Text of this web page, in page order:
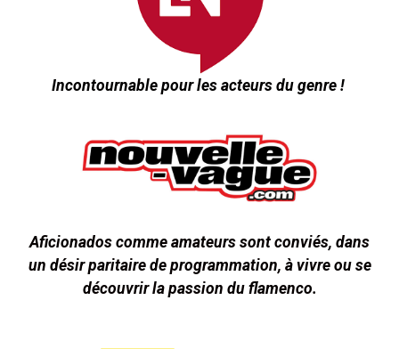
Incontournable pour les acteurs du genre !
Aficionados comme amateurs sont conviés, dans
un désir paritaire de programmation, à vivre ou se
découvrir la passion du flamenco.